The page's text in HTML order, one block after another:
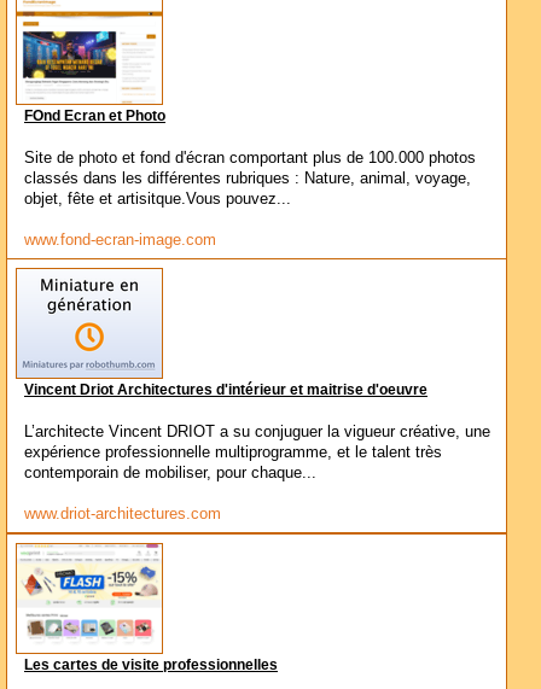
FOnd Ecran et Photo
Site de photo et fond d'écran comportant plus de 100.000 photos
classés dans les différentes rubriques : Nature, animal, voyage,
objet, fête et artisitque.Vous pouvez...
www.fond-ecran-image.com
Vincent Driot Architectures d'intérieur et maitrise d'oeuvre
L’architecte Vincent DRIOT a su conjuguer la vigueur créative, une
expérience professionnelle multiprogramme, et le talent très
contemporain de mobiliser, pour chaque...
www.driot-architectures.com
Les cartes de visite professionnelles